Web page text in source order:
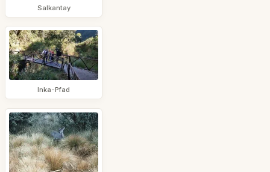
Salkantay
Inka-Pfad